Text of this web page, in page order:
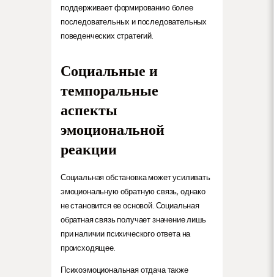
поддерживает формированию более
последовательных и последовательных
поведенческих стратегий.
Социальные и
темпоральные
аспекты
эмоциональной
реакции
Социальная обстановка может усиливать
эмоциональную обратную связь, однако
не становится ее основой. Социальная
обратная связь получает значение лишь
при наличии психического ответа на
происходящее.
Психоэмоциональная отдача также